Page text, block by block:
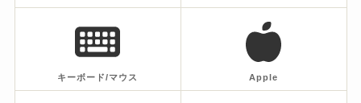
キーボード/マウス Apple